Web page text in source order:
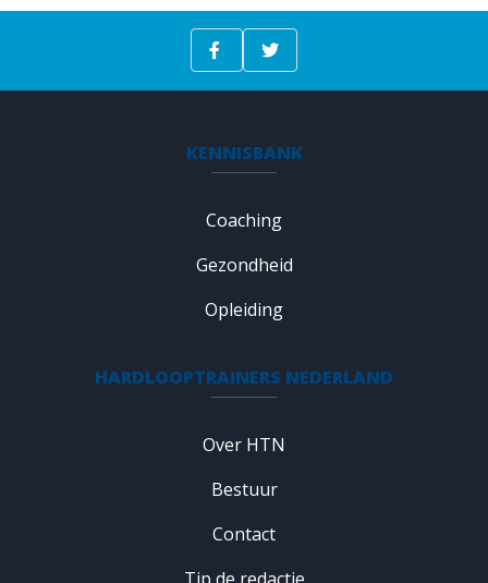
KENNISBANK
Coaching
Gezondheid
Opleiding
HARDLOOPTRAINERS NEDERLAND
Over HTN
Bestuur
Contact